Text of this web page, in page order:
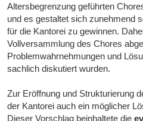
Altersbegrenzung geführten
und es gestaltet sich zunehmend
für die Kantorei zu gewinnen.
Vollversammlung des Chores
Problemwahrnehmungen und
sachlich diskutiert wurden.
Zur Eröffnung und Strukturierung
der Kantorei auch ein möglicher
Dieser Vorschlag beinhaltete die